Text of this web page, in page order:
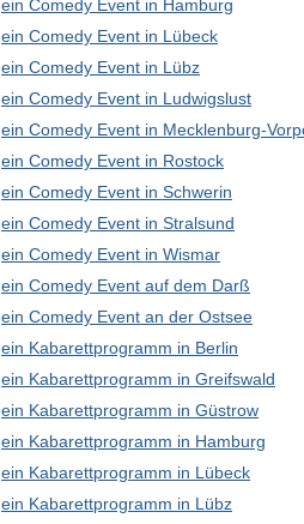
ein Comedy Event in Hamburg
ein Comedy Event in Lübeck
ein Comedy Event in Lübz
ein Comedy Event in Ludwigslust
ein Comedy Event in Mecklenburg-
ein Comedy Event in Rostock
ein Comedy Event in Schwerin
ein Comedy Event in Stralsund
ein Comedy Event in Wismar
ein Comedy Event auf dem Darß
ein Comedy Event an der Ostsee
ein Kabarettprogramm in Berlin
ein Kabarettprogramm in Greifswald
ein Kabarettprogramm in Güstrow
ein Kabarettprogramm in Hamburg
ein Kabarettprogramm in Lübeck
ein Kabarettprogramm in Lübz